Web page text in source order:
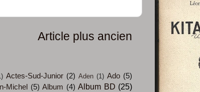
Article plus ancien
Actes-Sud-Junior (2) Aden (1) Ado (5)
Michel (5) Album (4) Album BD (25)